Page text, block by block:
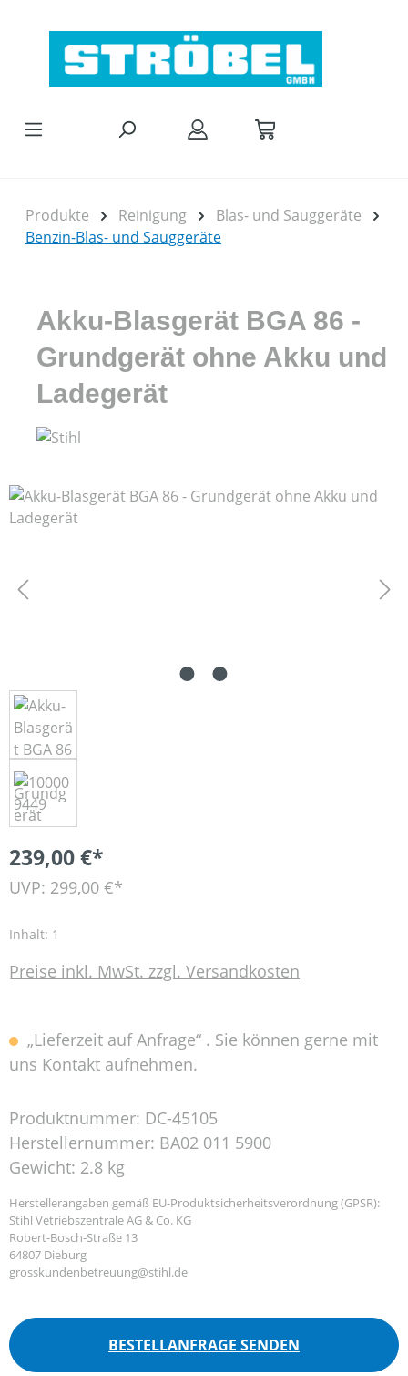
Produkte Reinigung
Blas- und Sauggeräte
Benzin-Blas- und Sauggeräte
Akku-Blasgerät BGA 86 -
Grundgerät ohne Akku und
Ladegerät
Bildergalerie überspringen
239,00 €*
UVP: 299,00 €*
Inhalt: 1
Preise inkl. MwSt. zzgl. Versandkosten
„Lieferzeit auf Anfrage“ . Sie können gerne mit
uns Kontakt aufnehmen.
Produktnummer: DC-45105
Herstellernummer: BA02 011 5900
Gewicht: 2.8 kg
Herstellerangaben gemäß EU-Produktsicherheitsverordnung (GPSR):
Stihl Vetriebszentrale AG & Co. KG
Robert-Bosch-Straße 13
64807 Dieburg
grosskundenbetreuung@stihl.de
BESTELLANFRAGE SENDEN